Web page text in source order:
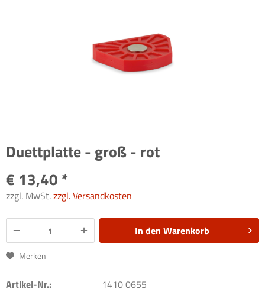
Duettplatte - groß - rot
€ 13,40 *
zzgl. MwSt.zzgl. Versandkosten
In den Warenkorb
Merken
Artikel-Nr.: 1410 0655